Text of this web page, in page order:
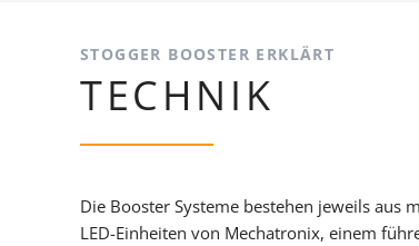
STOGGER BOOSTER ERKLÄRT
TECHNIK
Die Booster Systeme bestehen jeweils aus
LED-Einheiten von Mechatronix, einem